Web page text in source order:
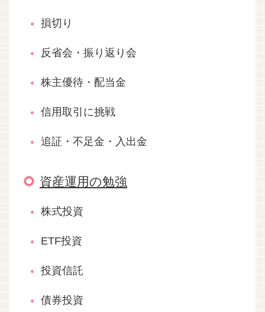
損切り
反省会・振り返り会
株主優待・配当金
信用取引に挑戦
追証・不足金・入出金
資産運用の勉強
株式投資
ETF投資
投資信託
債券投資